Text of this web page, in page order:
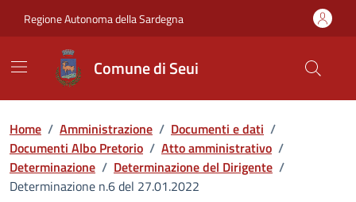
Regione Autonoma della Sardegna
Comune di Seui
Home / Amministrazione / Documenti e dati /
Documenti Albo Pretorio / Atto amministrativo /
Determinazione / Determinazione del Dirigente /
Determinazione n.6 del 27.01.2022